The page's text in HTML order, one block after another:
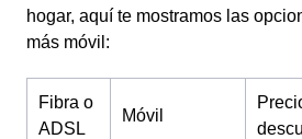
hogar, aquí te mostramos las
más móvil:
Fibra o
ADSL
Móvil